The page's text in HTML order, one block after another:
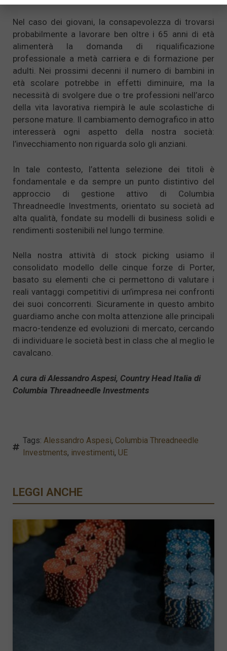
Nel caso dei giovani, la consapevolezza di trovarsi
probabilmente a lavorare ben oltre i 65 anni di età
alimenterà la domanda di riqualificazione
professionale a metà carriera e di formazione per
adulti. Nei prossimi decenni il numero di bambini in
età scolare potrebbe in effetti diminuire, ma la
necessità di svolgere due o tre professioni nell’arco
della vita lavorativa riempirà le aule scolastiche di
persone mature. Il cambiamento demografico in atto
interesserà ogni aspetto della nostra società:
l’invecchiamento non riguarda solo gli anziani.
In tale contesto, l’attenta selezione dei titoli è
fondamentale e da sempre un punto distintivo del
approccio di gestione attivo di Columbia
Threadneedle Investments, orientato su società ad
alta qualità, fondate su modelli di business solidi e
rendimenti sostenibili nel lungo termine.
Nella nostra attività di stock picking usiamo il
consolidato modello delle cinque forze di Porter,
basato su elementi che ci permettono di valutare i
reali vantaggi competitivi di un’impresa nei confronti
dei suoi concorrenti. Sicuramente in questo ambito
guardiamo anche con molta attenzione alle principali
macro-tendenze ed evoluzioni di mercato, cercando
di individuare le società best in class che al meglio le
cavalcano.
A cura di Alessandro Aspesi, Country Head Italia di
Columbia Threadneedle Investments
Tags: Alessandro Aspesi, Columbia Threadneedle
Investments, investimenti, UE
LEGGI ANCHE